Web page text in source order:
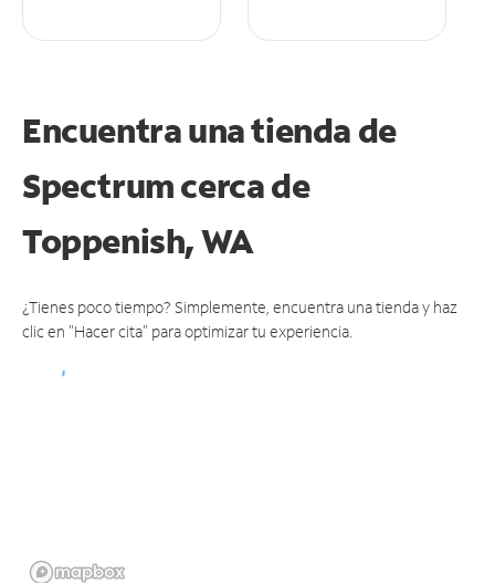
Encuentra una tienda de
Spectrumcerca de
Toppenish, WA
¿Tienes poco tiempo? Simplemente, encuentra una tienda y haz
clic en "Hacer cita" para optimizar tu experiencia.